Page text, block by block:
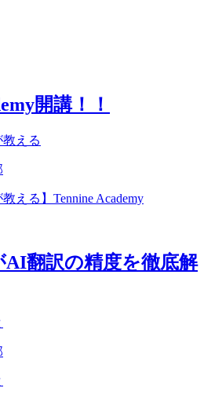
開講！！
教える
える】Tennine Academy
AI翻訳の精度を徹底解